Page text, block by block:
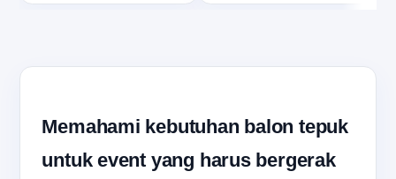
Memahami kebutuhan balon tepuk
untuk event yang harus bergerak